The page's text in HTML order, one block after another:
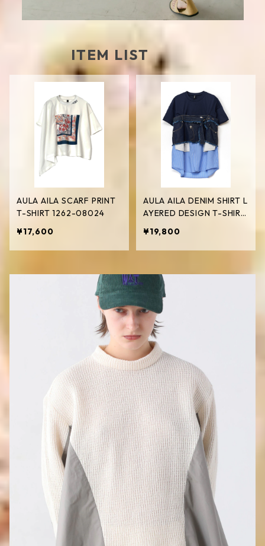
ITEM LIST
AULA AILA SCARF PRINT
T-SHIRT 1262-08024
¥17,600
AULA AILA DENIM SHIRT L
AYERED DESIGN T-SHIRT
¥19,800